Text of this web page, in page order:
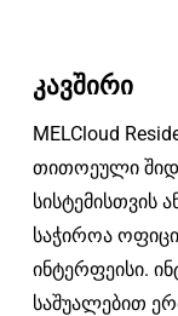
კავშირი
MELCloud
თითოეული
სისტემისთვის
საჭიროა
ინტერფეისი.
საშუალებით